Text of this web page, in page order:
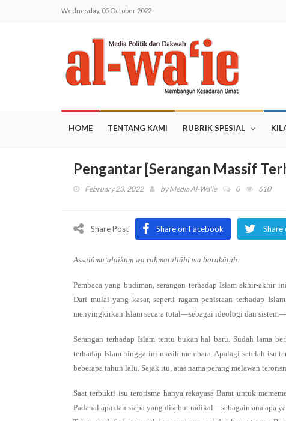
Wednesday, 05 October 2022
HOME TENTANG KAMI RUBRIK SPESIAL
Pengantar [Serangan Massif
February 23, 2022 byMedia Al-Wa'ie 0 610
Share Post Share on Facebook
Assalâmu‘alaikum wa rahmatullâhi wa barakâtuh.
Pembaca yang budiman, serangan terhadap Islam akhir-
Dari mulai yang kasar, seperti ragam penistaan terhadap
menyingkirkan Islam secara total—sebagai ideologi dan
Serangan terhadap Islam tentu bukan hal baru. Sudah lama
terhadap Islam hingga ini masih membara. Apalagi setelah isu
beberapa tahun lalu. Sejak itu, atas nama perang melawan
Saat terbukti isu terorisme hanya rekayasa Barat untuk
Padahal apa dan siapa yang disebut radikal—sebagaimana apa